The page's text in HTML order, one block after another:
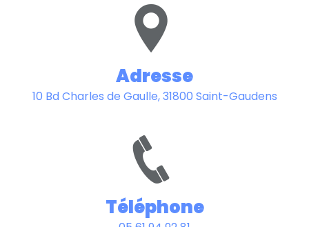
Adresse
10 Bd Charles de Gaulle, 31800 Saint-Gaudens
Téléphone